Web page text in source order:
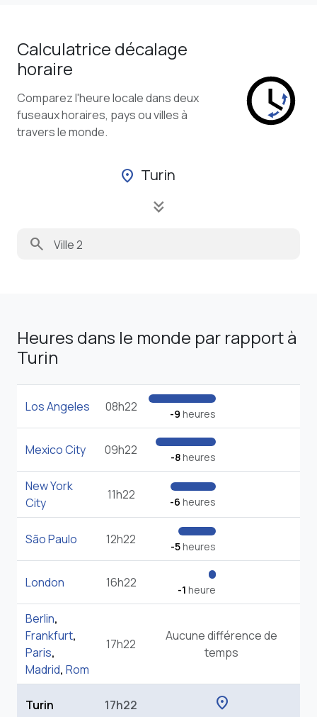
Calculatrice décalage
horaire
Comparez l'heure locale dans deux
fuseaux horaires, pays ou villes à
travers le monde.
location_on Turin
keyboard_double_arrow_down
search
Heures dans le monde par rapport à
Turin
Los Angeles 08h22 -9 heures
Mexico City 09h22 -8heures
New York
City
11h22 -6 heures
São Paulo 12h22 -5heures
London 16h22 -1 heure
Berlin,
Frankfurt,
Paris,
Madrid, Rom
17h22
Aucune différence de
temps
Turin 17h22 location_on